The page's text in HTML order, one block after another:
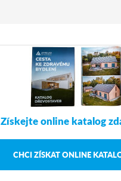
Získejte online katalog
CHCI ZÍSKAT ONLINE